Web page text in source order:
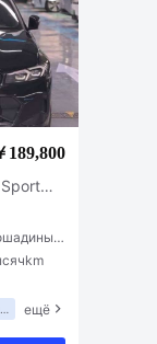
189,800
S
ещё